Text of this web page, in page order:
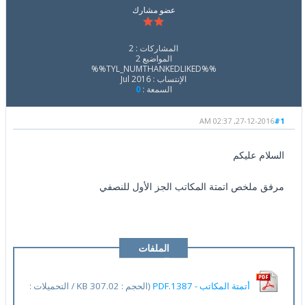
عضو مشارك
المشاركات : 2
المواضيع 2
%%TYL_NUMTHANKEDLIKED%%
الإنتساب : Jul 2016
السمعة :0
#1
27-12-2016, 02:37 AM
السلام عليكم
مرفق ملخص اتمتة المكاتب الجز الأول للنصفي
الملفات
المرفقة
أتمتة المكاتب - 1387.PDF
(الحجم : 307.02 KB / التحميلات :